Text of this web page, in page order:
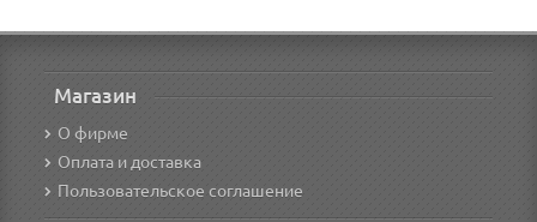
Магазин
О фирме
Оплата и доставка
Пользовательское соглашение